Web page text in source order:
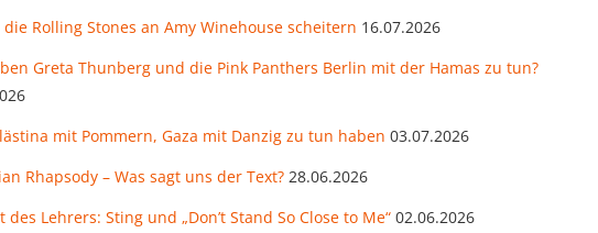
Rolling Stones an Amy Winehouse scheitern 16.07.2026
Greta Thunberg und die Pink Panthers Berlin mit der Hamas zu tun?
mit Pommern, Gaza mit Danzig zu tun haben 03.07.2026
Rhapsody – Was sagt uns der Text? 28.06.2026
des Lehrers: Sting und „Don’t Stand So Close to Me“ 02.06.2026